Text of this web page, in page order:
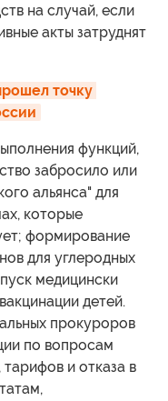
на случай, если
акты затруднят
точку
функций,
забросило или
альянса" для
которые
формирование
для углеродных
медицински
детей.
прокуроров
по вопросам
и отказа в